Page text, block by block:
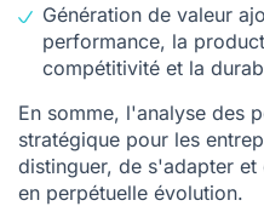
Génération de valeur
performance, la
compétitivité et la
En somme, l'analyse des
stratégique pour les
distinguer, de s'adapter
en perpétuelle évolution.